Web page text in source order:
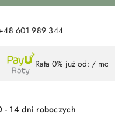
601 989 344
Rata 0% już od: / mc
- 14 dni roboczych